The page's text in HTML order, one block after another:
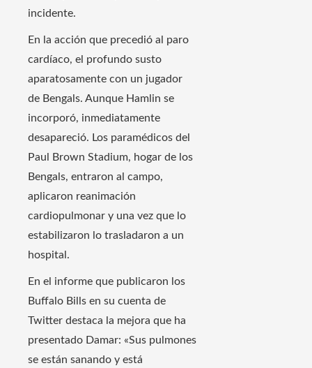
incidente.
En la acción que precedió al paro
cardíaco, el profundo susto
aparatosamente con un jugador
de Bengals. Aunque Hamlin se
incorporó, inmediatamente
desapareció. Los paramédicos del
Paul Brown Stadium, hogar de los
Bengals, entraron al campo,
aplicaron reanimación
cardiopulmonar y una vez que lo
estabilizaron lo trasladaron a un
hospital.
En el informe que publicaron los
Buffalo Bills en su cuenta de
Twitter destaca la mejora que ha
presentado Damar: «Sus pulmones
se están sanando y está